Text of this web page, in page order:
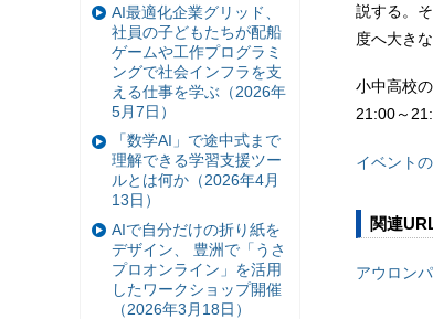
説する。
度へ大き
小中高校
21:00～
イベント
関連
アウロン
AI最適化企業グリッド、
社員の子どもたちが配船
ゲームや工作プログラミ
ングで社会インフラを支
える仕事を学ぶ（2026年
5月7日）
「数学AI」で途中式まで
理解できる学習支援ツー
ルとは何か（2026年4月
13日）
AIで自分だけの折り紙を
デザイン、 豊洲で「うさ
プロオンライン」を活用
したワークショップ開催
（2026年3月18日）